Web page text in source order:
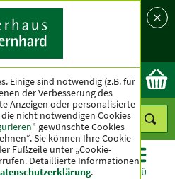
Ok
TOPSELLER MENÜ
Einige sind notwendig (z.B. für
der Verbesserung des
Anzeigen oder personalisierte
nicht notwendigen Cookies
" gewünschte Cookies
Sie können Ihre Cookie-
Fußzeile unter „Cookie-
Detaillierte Informationen
.